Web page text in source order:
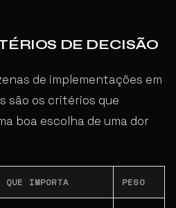
DE DECISÃO
de implementações em
são os critérios que
boa escolha de uma dor
QUE IMPORTA PESO